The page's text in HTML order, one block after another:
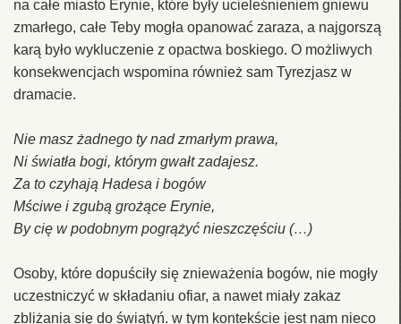
na całe miasto Erynie, które były ucieleśnieniem gniewu
zmarłego, całe Teby mogła opanować zaraza, a najgorszą
karą było wykluczenie z opactwa boskiego. O możliwych
konsekwencjach wspomina również sam Tyrezjasz w
dramacie.
Nie masz żadnego ty nad zmarłym prawa,
Ni światła bogi, którym gwałt zadajesz.
Za to czyhają Hadesa i bogów
Mściwe i zgubą grożące Erynie,
By cię w podobnym pogrążyć nieszczęściu (…)
Osoby, które dopuściły się znieważenia bogów, nie mogły
uczestniczyć w składaniu ofiar, a nawet miały zakaz
zbliżania się do świątyń. w tym kontekście jest nam nieco